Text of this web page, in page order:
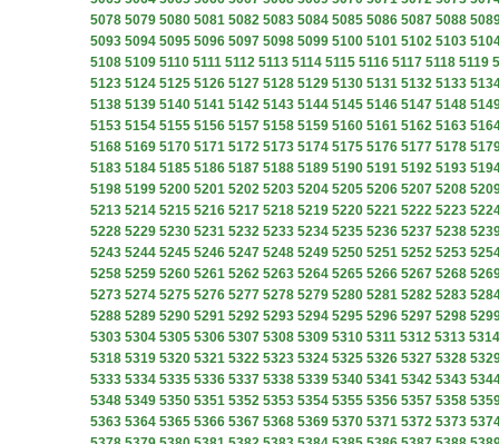
5078 5079 5080 5081 5082 5083 5084 5085 5086 5087 5088
5093 5094 5095 5096 5097 5098 5099 5100 5101 5102 5103
5108 5109 5110 5111 5112 5113 5114 5115 5116 5117 5118 5119
5123 5124 5125 5126 5127 5128 5129 5130 5131 5132 5133
5138 5139 5140 5141 5142 5143 5144 5145 5146 5147 5148
5153 5154 5155 5156 5157 5158 5159 5160 5161 5162 5163
5168 5169 5170 5171 5172 5173 5174 5175 5176 5177 5178
5183 5184 5185 5186 5187 5188 5189 5190 5191 5192 5193
5198 5199 5200 5201 5202 5203 5204 5205 5206 5207 5208
5213 5214 5215 5216 5217 5218 5219 5220 5221 5222 5223
5228 5229 5230 5231 5232 5233 5234 5235 5236 5237 5238
5243 5244 5245 5246 5247 5248 5249 5250 5251 5252 5253
5258 5259 5260 5261 5262 5263 5264 5265 5266 5267 5268
5273 5274 5275 5276 5277 5278 5279 5280 5281 5282 5283
5288 5289 5290 5291 5292 5293 5294 5295 5296 5297 5298
5303 5304 5305 5306 5307 5308 5309 5310 5311 5312 5313 5314
5318 5319 5320 5321 5322 5323 5324 5325 5326 5327 5328
5333 5334 5335 5336 5337 5338 5339 5340 5341 5342 5343
5348 5349 5350 5351 5352 5353 5354 5355 5356 5357 5358
5363 5364 5365 5366 5367 5368 5369 5370 5371 5372 5373